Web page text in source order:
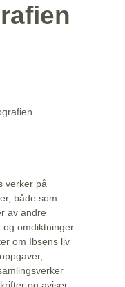
verker på
både som
av andre
og omdiktninger
om Ibsens liv
og aviser.